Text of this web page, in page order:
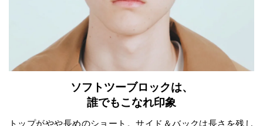
ソフトツーブロックは、
誰でもこなれ印象
トップがやや長めのショート。サイド＆バックは長さを残し